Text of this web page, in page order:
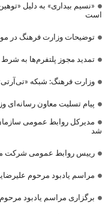
«نسیم بیداری» به دلیل
است
توضیحات وزارت فرهنگ در
تمدید مجوز پلتفرم‌ها به
وزارت فرهنگ: شبکه
پیام تسلیت معاون رسانه‌ای
مدیرکل روابط عمومی
شد
رییس روابط عمومی شرکت
مراسم یادبود مرحوم
برگزاری مراسم یادبود